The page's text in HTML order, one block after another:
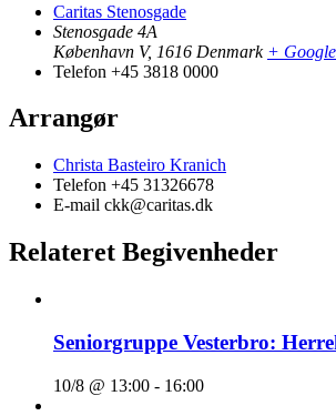
Caritas Stenosgade
Stenosgade 4A
København V, 1616 Denmark +
Telefon +45 3818 0000
Arrangør
Christa Basteiro Kranich
Telefon +45 31326678
E-mail ckk@caritas.dk
Relateret Begivenheder
Seniorgruppe Vesterbro:
10/8 @ 13:00 - 16:00